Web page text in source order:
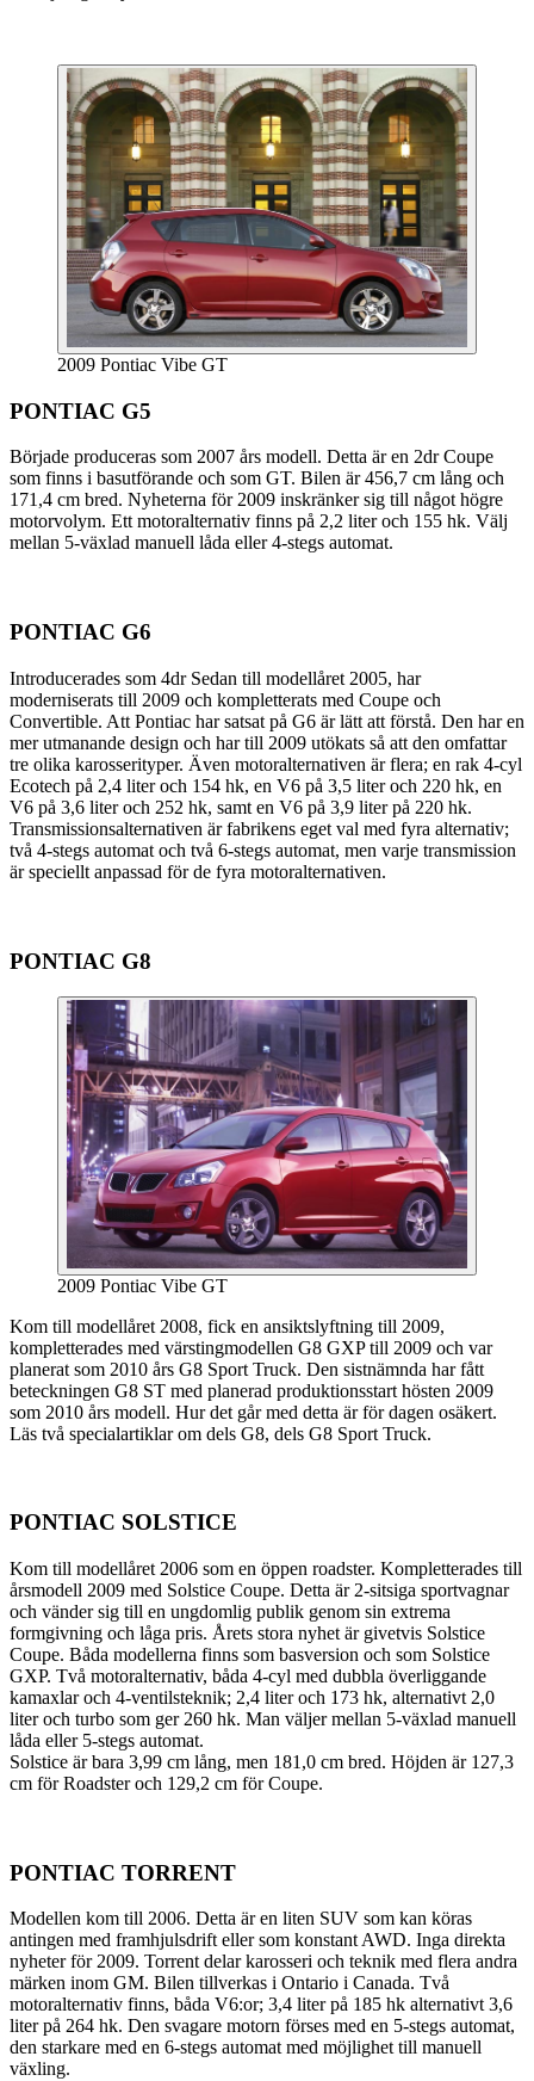
2009 Pontiac Vibe GT
PONTIAC G5
Började produceras som 2007 års modell. Detta är en 2dr Coupe
som finns i basutförande och som GT. Bilen är 456,7 cm lång och
171,4 cm bred. Nyheterna för 2009 inskränker sig till något högre
motorvolym. Ett motoralternativ finns på 2,2 liter och 155 hk. Välj
mellan 5-växlad manuell låda eller 4-stegs automat.
PONTIAC G6
Introducerades som 4dr Sedan till modellåret 2005, har
moderniserats till 2009 och kompletterats med Coupe och
Convertible. Att Pontiac har satsat på G6 är lätt att förstå. Den har en
mer utmanande design och har till 2009 utökats så att den omfattar
tre olika karosserityper. Även motoralternativen är flera; en rak 4-cyl
Ecotech på 2,4 liter och 154 hk, en V6 på 3,5 liter och 220 hk, en
V6 på 3,6 liter och 252 hk, samt en V6 på 3,9 liter på 220 hk.
Transmissionsalternativen är fabrikens eget val med fyra alternativ;
två 4-stegs automat och två 6-stegs automat, men varje transmission
är speciellt anpassad för de fyra motoralternativen.
PONTIAC G8
2009 Pontiac Vibe GT
Kom till modellåret 2008, fick en ansiktslyftning till 2009,
kompletterades med värstingmodellen G8 GXP till 2009 och var
planerat som 2010 års G8 Sport Truck. Den sistnämnda har fått
beteckningen G8 ST med planerad produktionsstart hösten 2009
som 2010 års modell. Hur det går med detta är för dagen osäkert.
Läs två specialartiklar om dels G8, dels G8 Sport Truck.
PONTIAC SOLSTICE
Kom till modellåret 2006 som en öppen roadster. Kompletterades till
årsmodell 2009 med Solstice Coupe. Detta är 2-sitsiga sportvagnar
och vänder sig till en ungdomlig publik genom sin extrema
formgivning och låga pris. Årets stora nyhet är givetvis Solstice
Coupe. Båda modellerna finns som basversion och som Solstice
GXP. Två motoralternativ, båda 4-cyl med dubbla överliggande
kamaxlar och 4-ventilsteknik; 2,4 liter och 173 hk, alternativt 2,0
liter och turbo som ger 260 hk. Man väljer mellan 5-växlad manuell
låda eller 5-stegs automat.
Solstice är bara 3,99 cm lång, men 181,0 cm bred. Höjden är 127,3
cm för Roadster och 129,2 cm för Coupe.
PONTIAC TORRENT
Modellen kom till 2006. Detta är en liten SUV som kan köras
antingen med framhjulsdrift eller som konstant AWD. Inga direkta
nyheter för 2009. Torrent delar karosseri och teknik med flera andra
märken inom GM. Bilen tillverkas i Ontario i Canada. Två
motoralternativ finns, båda V6:or; 3,4 liter på 185 hk alternativt 3,6
liter på 264 hk. Den svagare motorn förses med en 5-stegs automat,
den starkare med en 6-stegs automat med möjlighet till manuell
växling.